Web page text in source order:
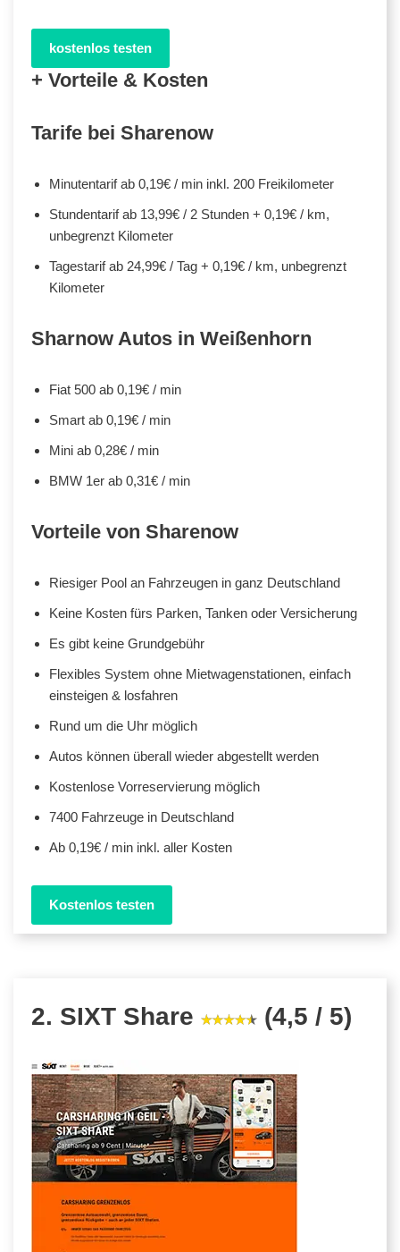
kostenlos testen
+ Vorteile & Kosten
Tarife bei Sharenow
Minutentarif ab 0,19€ / min inkl. 200 Freikilometer
Stundentarif ab 13,99€ / 2 Stunden + 0,19€ / km,
unbegrenzt Kilometer
Tagestarif ab 24,99€ / Tag + 0,19€ / km, unbegrenzt
Kilometer
Sharnow Autos in Weißenhorn
Fiat 500 ab 0,19€ / min
Smart ab 0,19€ / min
Mini ab 0,28€ / min
BMW 1er ab 0,31€ / min
Vorteile von Sharenow
Riesiger Pool an Fahrzeugen in ganz Deutschland
Keine Kosten fürs Parken, Tanken oder Versicherung
Es gibt keine Grundgebühr
Flexibles System ohne Mietwagenstationen, einfach
einsteigen & losfahren
Rund um die Uhr möglich
Autos können überall wieder abgestellt werden
Kostenlose Vorreservierung möglich
7400 Fahrzeuge in Deutschland
Ab 0,19€ / min inkl. aller Kosten
Kostenlos testen
2. SIXT Share (4,5 / 5)